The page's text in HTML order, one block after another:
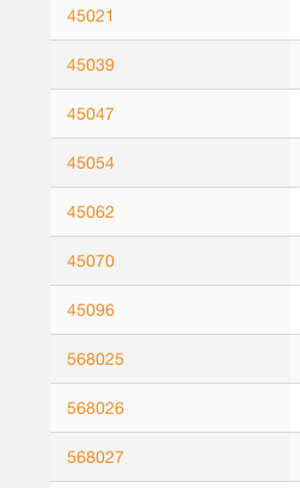
45021
45039
45047
45054
45062
45070
45096
568025
568026
568027